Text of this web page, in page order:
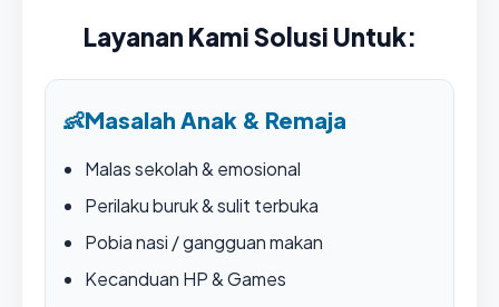
Layanan Kami Solusi Untuk:
👶Masalah Anak & Remaja
Malas sekolah & emosional
Perilaku buruk & sulit terbuka
Pobia nasi / gangguan makan
Kecanduan HP & Games